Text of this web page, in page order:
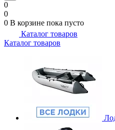
0
0
0 В корзине пока пусто
Каталог товаров
Каталог товаров